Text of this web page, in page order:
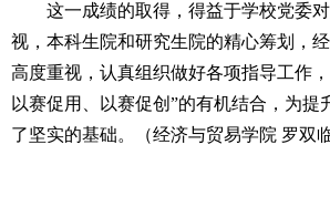
这一成绩的取得，得益于学校党委
视，本科生院和研究生院的精心筹划，
高度重视，认真组织做好各项指导工作，
以赛促用、以赛促创”的有机结合，为提
了坚实的基础。（经济与贸易学院 罗双